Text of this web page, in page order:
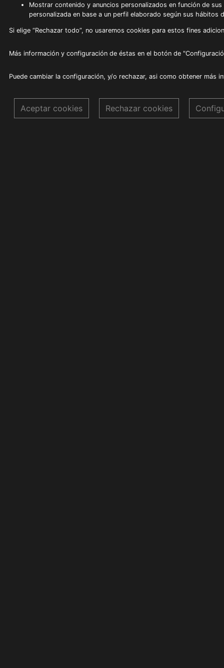
Mostrar contenido y anuncios personalizados en función de
personalizada en base a un perfil elaborado según sus hábitos
Si elige “Rechazar todo”, no usaremos cookies para estos fines
Más información y configuración de éstas en el botón de
Puede cambiar la configuración, y/o rechazar, asi como obtener más
Aceptar cookies Rechazar cookies